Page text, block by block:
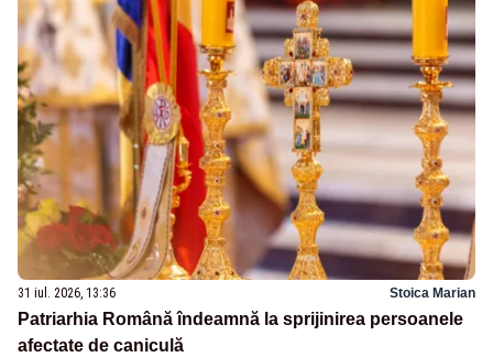
31 iul. 2026, 13:36 Stoica Marian
Patriarhia Română îndeamnă la sprijinirea persoanele
afectate de caniculă